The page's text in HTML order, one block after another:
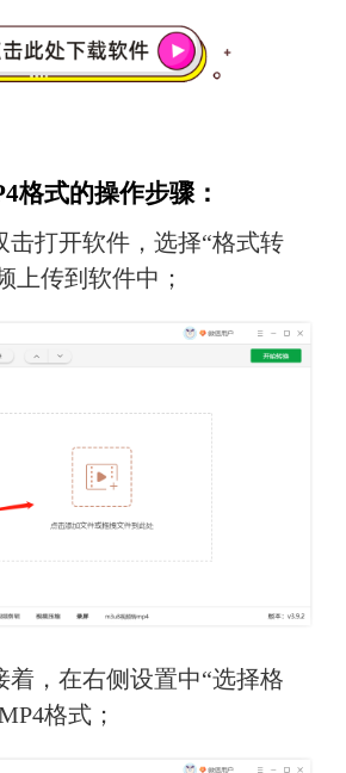
式的操作步骤：
打开软件，选择“格式转
上传到软件中；
，在右侧设置中“选择格
格式；